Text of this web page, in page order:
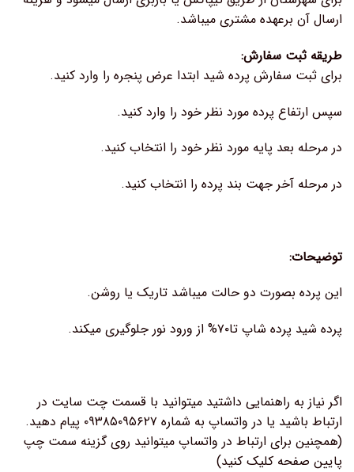
ارسال آن برعهده مشتری میباشد.
طریقه ثبت سفارش:
برای ثبت سفارش پرده شید ابتدا عرض پنجره را وارد کنید.
سپس ارتفاع پرده مورد نظر خود را وارد کنید.
در مرحله بعد پایه مورد نظر خود را انتخاب کنید.
در مرحله آخر جهت بند پرده را انتخاب کنید.
توضیحات:
این پرده بصورت دو حالت میباشد تاریک یا روشن.
پرده شید پرده شاپ تا۷۰% از ورود نور جلوگیری میکند.
اگر نیاز به راهنمایی داشتید میتوانید با قسمت چت سایت در
ارتباط باشید یا در واتساپ به شماره ۰۹۳۸۵۰۹۵۶۲۷ پیام دهید.
(همچنین برای ارتباط در واتساپ میتوانید روی گزینه سمت چپ
پایین صفحه کلیک کنید)